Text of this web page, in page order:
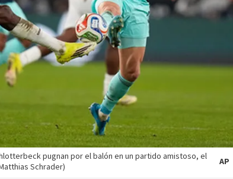
pugnan por el balón en un partido amistoso, el
Schrader)
AP